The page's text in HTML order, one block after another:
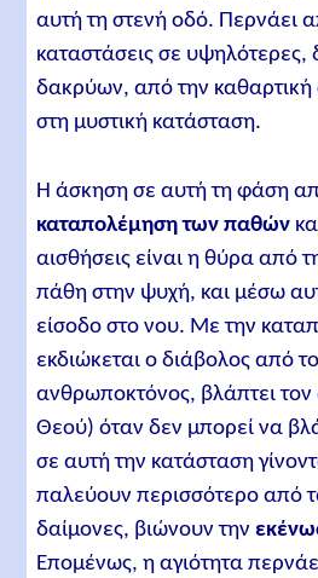
αυτή τη στενή οδό. Περνάει
καταστάσεις σε
δακρύων, από την καθαρτική
στη μυστική κατάσταση.
Η άσκηση σε αυτή τη φάση
καταπολέμηση των παθών
αισθήσεις είναι η θύρα από
πάθη στην ψυχή, και μέσω
είσοδο στο νου. Με την
εκδιώκεται ο διάβολος από
ανθρωποκτόνος, βλάπτει
Θεού) όταν δεν μπορεί να
σε αυτή την κατάσταση
παλεύουν περισσότερο από
δαίμονες, βιώνουν την
Επομένως, η αγιότητα